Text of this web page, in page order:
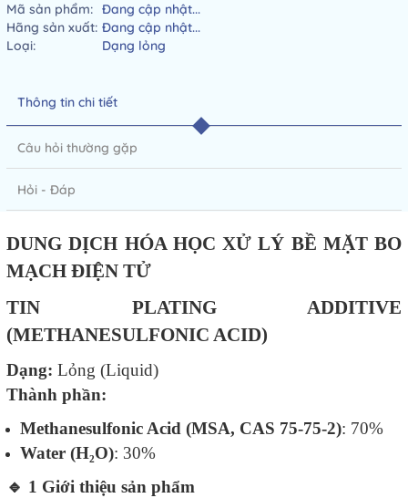
Mã sản phẩm: Đang cập nhật...
Hãng sản xuất: Đang cập nhật...
Loại:
Dạng lỏng
Thông tin chi tiết
Câu hỏi thường gặp
Hỏi - Đáp
DUNG DỊCH HÓA HỌC XỬ LÝ BỀ MẶT BO
MẠCH ĐIỆN TỬ
TIN PLATING ADDITIVE
(METHANESULFONIC ACID)
Dạng: Lỏng (Liquid)
Thành phần:
Methanesulfonic Acid (MSA, CAS 75-75-2): 70%
Water (H₂O): 30%
🔹 1️ Giới thiệu sản phẩm